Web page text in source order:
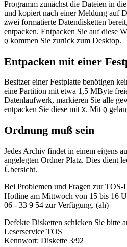
Programm zunächst die Dateien in
und kopiert nach einer Meldung auf
zwei formatierte Datendisketten
entpacken. Entpacken Sie auf diese
Q kommen Sie zurück zum Desktop.
Entpacken mit einer
Besitzer einer Festplatte benötigen
eine Partition mit etwa 1,5 MByte
Datenlaufwerk, markieren Sie alle
entpacken Sie diese mit X. Mit Q
Ordnung muß sein
Jedes Archiv findet in einem eigens
angelegten Ordner Platz. Dies dient
Übersicht.
Bei Problemen und Fragen zur TOS-
Hotline am Mittwoch von 15 bis 16
06 - 33 9 54 zur Verfügung. (ah)
Defekte Disketten schicken Sie bitte
Leserservice TOS
Kennwort: Diskette 3/92